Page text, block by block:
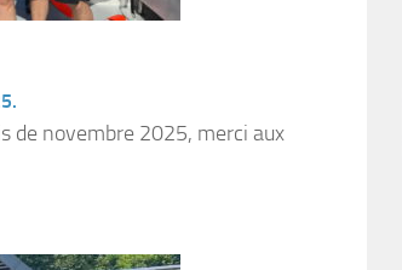
de novembre 2025, merci aux